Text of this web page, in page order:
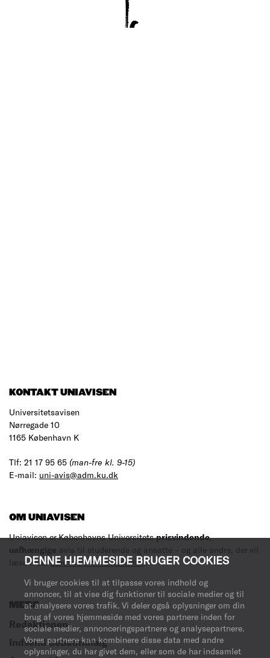
DENNE HJEMMESIDE BRUGER COOKIES
Vi bruger cookies til at tilpasse vores indhold og
annoncer, til at vise dig funktioner til sociale medier og til
at analysere vores trafik. Vi deler også oplysninger om din
brug af vores hjemmeside med vores partnere inden for
sociale medier, annonceringspartnere og analysepartnere.
Vores partnere kan kombinere disse data med andre
oplysninger, du har givet dem, eller som de har indsamlet
KONTAKT UNIAVISEN
Universitetsavisen
Nørregade 10
1165 København K
Tlf: 21 17 95 65 (man-fre kl. 9-15)
E-mail: uni-avis@adm.ku.dk
OM UNIAVISEN
Uniavisen er Københavns Universitetsprisvindende,
uafhængige avis til studerende og ansatte – og alle andre, der vil
læse med.Læs mere om avisen her.
MERE
Redaktionen
Indsend debatindlæg